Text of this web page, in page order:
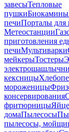
завесыТепловые
пушкиБиокамины
печиПорталы для
Метеостанции
приготовления
печиМультиварки
мейкерыТостеры
кексницы
мороженицы
консервирования
фритюрницы
домаПылесосы
пылесосы,